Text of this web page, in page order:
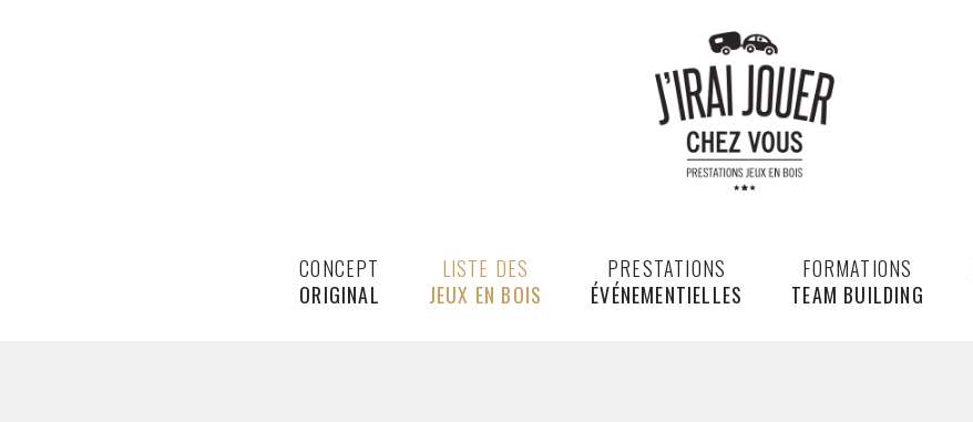
CONCEPT
ORIGINAL
LISTE DES
JEUX EN BOIS
PRESTATIONS
ÉVÉNEMENTIELLES
FORMATIONS
TEAM BUILDING